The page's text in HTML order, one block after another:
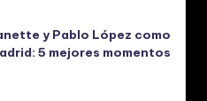
y Pablo López como
5 mejores momentos